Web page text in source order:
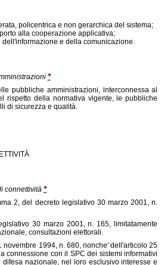
policentrica e non gerarchica del sistema;
alla cooperazione applicativa;
e della comunicazione.
*
pubbliche amministrazioni, interconnessa al
rispetto della normativa vigente, le pubbliche
di sicurezza e qualità.
connettività *
2, del decreto legislativo 30 marzo 2001, n.
30 marzo 2001, n. 165, limitatamente
consultazioni elettorali.
1994, n. 680, nonche' dell'articolo 25
connessione con il SPC dei sistemi informativi
nazionale, nel loro esclusivo interesse e